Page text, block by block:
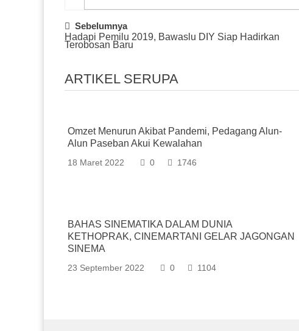
Post
Navigation
Sebelumnya
Hadapi Pemilu 2019, Bawaslu DIY Siap Hadirkan
Terobosan Baru
ARTIKEL SERUPA
Omzet Menurun Akibat Pandemi, Pedagang Alun-
Alun Paseban Akui Kewalahan
18 Maret 2022 0 1746
BAHAS SINEMATIKA DALAM DUNIA
KETHOPRAK, CINEMARTANI GELAR JAGONGAN
SINEMA
23 September 2022 0 1104